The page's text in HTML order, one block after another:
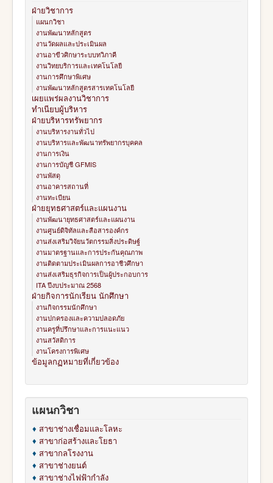
ฝ่ายวิชาการ
แผนกวิชา
งานพัฒนาหลักสูตร
งานวัดผลและประเมินผล
งานอาขีวศิกษาระบบทวิภาคี
งานวิทยบริการและเทคโนโลยี
งานการศึกษาพิเศษ
งานพัฒนาหลักสูตรสารเทคโนโลยี
เผยแพร่ผลงานวิชาการ
ทำเนียบผู้บริหาร
ฝ่ายบริหารทรัพยากร
งานบริหารงานทั่วไป
งานบริหารและพัฒนาทรัพยากรบุคคล
งานการเงิน
งานการบัญชี GFMIS
งานพัสดุ
งานอาคารสถานที่
งานทะเบียน
ฝ่ายยุทธศาสตร์และแผนงาน
งานพัฒนายุทธศาสตร์และแผนงาน
งานศูนย์ดิจิทัลและสือสารองค์กร
งานส่งเสริมวิจัยนวัตกรรมสิ่งประดิษฐ์
งานมาตรฐานและการประกันคุณภาพ
งานติดตามประเมินผลการอาชีวศึกษา
งานส่งเสริมธุรกิจการเป็นผู้ประกอบการ
ITA ปีงบประมาณ 2568
ฝ่ายกิจการนักเรียน นักศึกษา
งานกิจกรรมนักศึกษา
งานปกครองและความปลอดภัย
งานครูที่ปรึกษาและการแนะแนว
งานสวัสดิการ
งานโครงการพิเศษ
ข้อมูลกฏหมายที่เกี่ยวข้อง
แผนกวิชา
♦ สาขาช่างเชื่อมและโลหะ
♦ สาขาก่อสร้างและโยธา
♦ สาขากลโรงงาน
♦ สาขาช่างยนต์
♦ สาขาช่างไฟฟ้ากำลัง